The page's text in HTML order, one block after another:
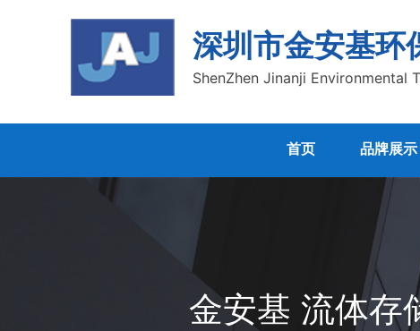
深圳市金安基环
ShenZhen Jinanji Environmental
首页 品牌展示
金安基 流体存